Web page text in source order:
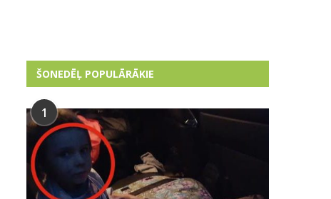
ŠONEDĒĻ POPULĀRĀKIE
1